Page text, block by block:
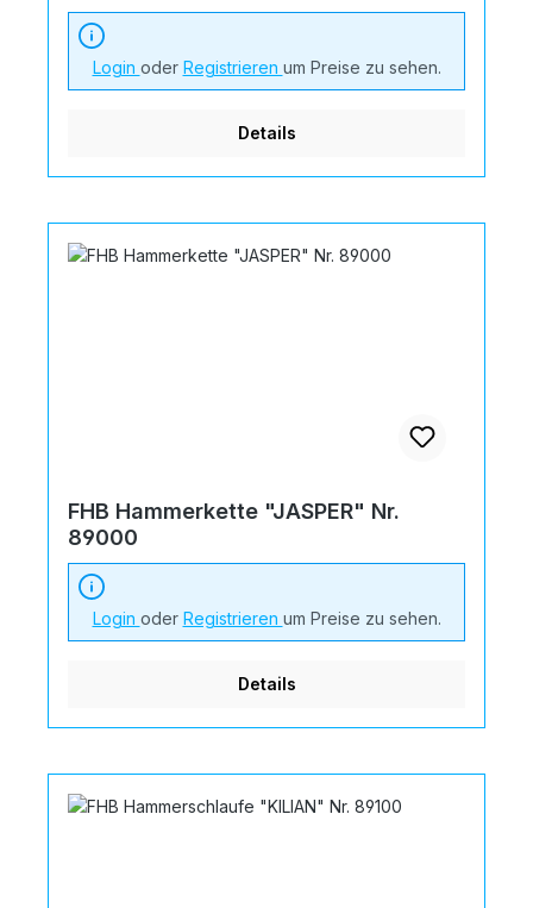
Login oder Registrieren um Preise zu sehen.
Details
FHB Hammerkette "JASPER" Nr.
89000
Login oder Registrieren um Preise zu sehen.
Details